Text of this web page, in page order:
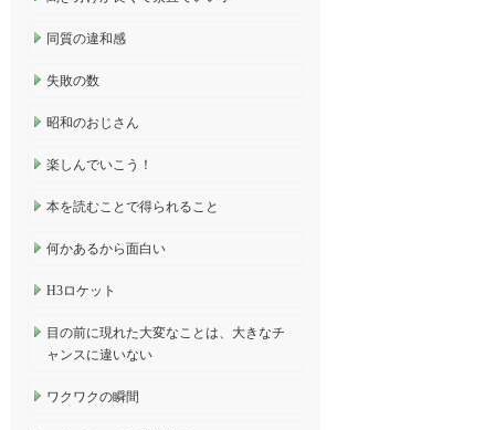
同質の違和感
失敗の数
昭和のおじさん
楽しんでいこう！
本を読むことで得られること
何かあるから面白い
H3ロケット
目の前に現れた大変なことは、大きなチ
ャンスに違いない
ワクワクの瞬間